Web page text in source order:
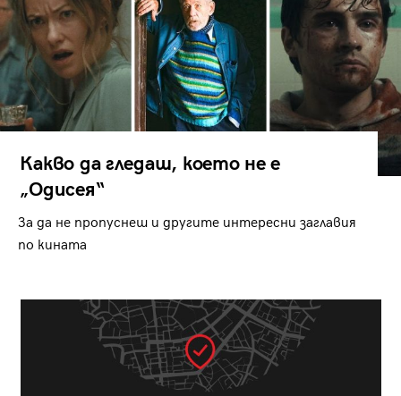
Какво да гледаш, което не е
„Одисея“
За да не пропуснеш и другите интересни заглавия
по кината